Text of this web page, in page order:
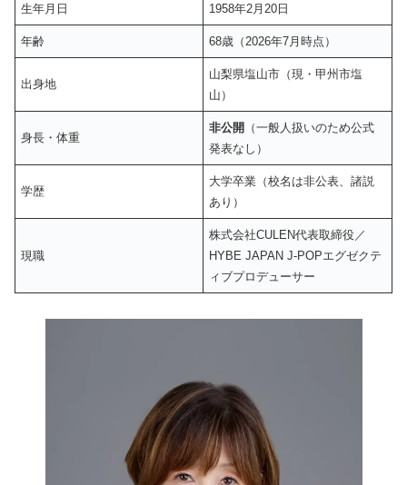
生年月日 1958年2月20日
年齢 68歳（2026年7月時点）
出身地
山梨県塩山市（現・甲州市塩
山）
身長・体重
非公開 （一般人扱いのため公式
発表なし）
学歴
大学卒業（校名は非公表、諸説
あり）
現職
株式会社CULEN代表取締役／
HYBE JAPAN J-POPエグゼクテ
ィブプロデューサー